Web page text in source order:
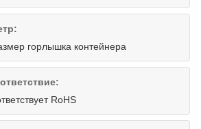
горлышка контейнера
RoHS